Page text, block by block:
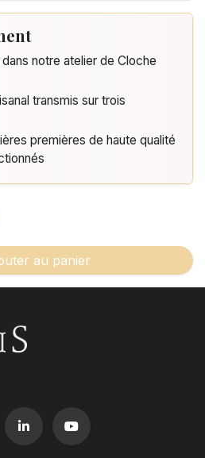
notre atelier de Cloche
transmis sur trois
premières de haute qualité
au panier